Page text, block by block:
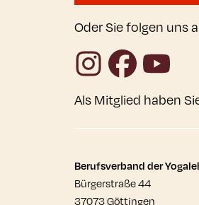
Oder Sie folgen uns
InstagramFacebook
YouTube
Als Mitglied haben
Berufsverband der
Bürgerstraße 44
37073 Göttingen